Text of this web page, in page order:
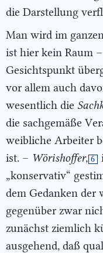
die Darstellung
Man wird im
ist hier kein Raum
Gesichtspunkt
vor allem auch
wesentlich die
die sachgemäße
weibliche Arbeiter
ist. – Wörishoffer, 6
„konservativ“
dem Gedanken der
gegenüber zwar
zunächst ziemlich
ausgehend, daß